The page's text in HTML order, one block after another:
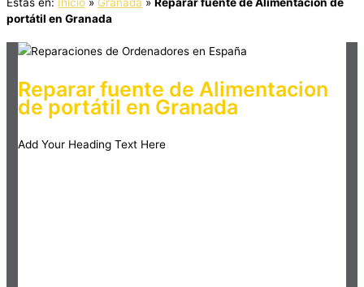
portátil en Granada
Reparar fuente de Alimentacion
de portátil en Granada
Add Your Heading Text Here